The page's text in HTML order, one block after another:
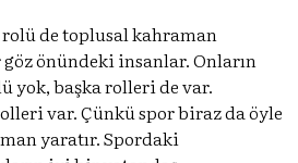
de toplusal kahraman
önündeki insanlar. Onların
yok, başka rolleri de var.
var. Çünkü spor biraz da öyle
yaratır. Spordaki